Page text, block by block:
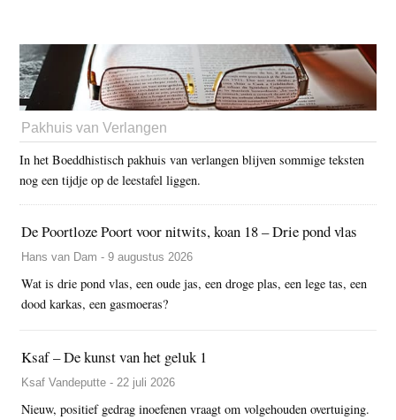
Pakhuis van Verlangen
In het Boeddhistisch pakhuis van verlangen blijven sommige teksten
nog een tijdje op de leestafel liggen.
De Poortloze Poort voor nitwits, koan 18 – Drie pond vlas
Hans van Dam - 9 augustus 2026
Wat is drie pond vlas, een oude jas, een droge plas, een lege tas, een
dood karkas, een gasmoeras?
Ksaf – De kunst van het geluk 1
Ksaf Vandeputte - 22 juli 2026
Nieuw, positief gedrag inoefenen vraagt om volgehouden overtuiging.